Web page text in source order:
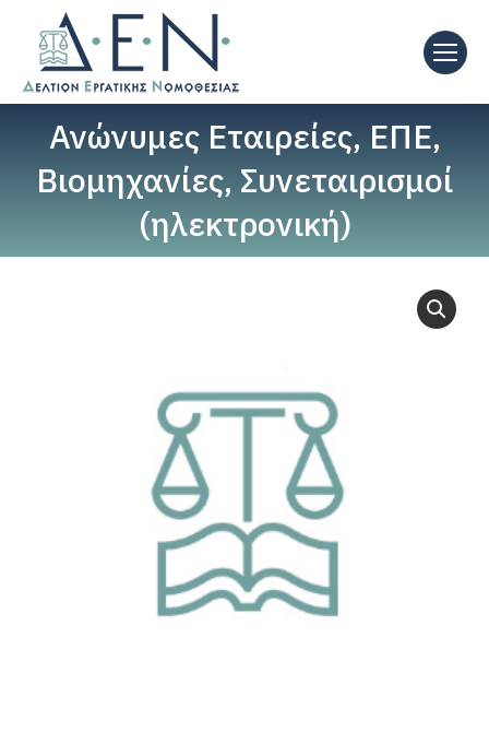
Ανώνυμες Εταιρείες, ΕΠΕ,
Βιομηχανίες, Συνεταιρισμοί
(ηλεκτρονική)